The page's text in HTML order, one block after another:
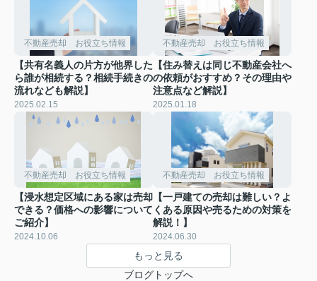
不動産売却 お役立ち情報
【共有名義人の片方が他界した
ら誰が相続する？相続手続きの
流れなども解説】
2025.02.15
不動産売却 お役立ち情報
【住み替えは同じ不動産会社へ
の依頼がおすすめ？その理由や
注意点など解説】
2025.01.18
不動産売却 お役立ち情報
【浸水想定区域にある家は売却
できる？価格への影響について
ご紹介】
2024.10.06
不動産売却 お役立ち情報
【一戸建ての売却は難しい？よ
くある原因や売るための対策を
解説！】
2024.06.30
もっと見る
ブログトップへ